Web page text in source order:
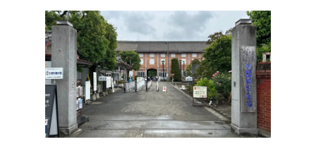
います。 しばらく見ていると、何度も何度も
親鳥（一般的にはオスらしいです）が、 取って
きた餌を子供に届けています。 従業員によると
子供は４～５匹いたそうですが、 今は最後の１
匹のようです。 もうかなりの大きさで、いつ巣
立つのか注目しています。 ツバメの子育てを見
ていると、自分も考えさせられる面がありま
す。 それでは、皆様くれぐれもご自愛くださ
い。 （表紙の写真はツバメとは関係ござい
ません…）